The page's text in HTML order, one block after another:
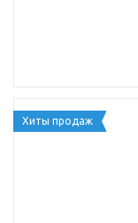
Хиты продаж